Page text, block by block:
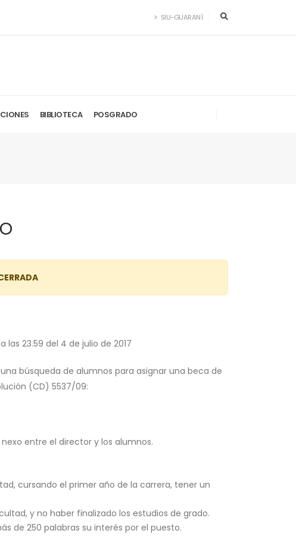
SIU-GUARANÍ
BIBLIOTECA POSGRADO
las 23.59 del 4 de julio de 2017
búsqueda de alumnos para asignar una beca de
(CD) 5537/09:
entre el director y los alumnos.
cursando el primer año de la carrera, tener un
y no haber finalizado los estudios de grado.
de 250 palabras su interés por el puesto.